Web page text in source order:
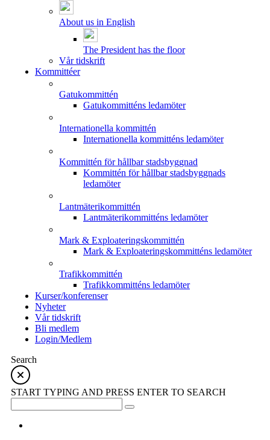
About us in English
The President has the floor
Vår tidskrift
Kommittéer
Gatukommittén
Gatukommitténs ledamöter
Internationella kommittén
Internationella kommitténs ledamöter
Kommittén för hållbar stadsbyggnad
Kommittén för hållbar stadsbyggnads
ledamöter
Lantmäterikommittén
Lantmäterikommitténs ledamöter
Mark & Exploateringskommittén
Mark & Exploateringskommitténs ledamöter
Trafikkommittén
Trafikkommitténs ledamöter
Kurser/konferenser
Nyheter
Vår tidskrift
Bli medlem
Login/Medlem
Search
START TYPING AND PRESS ENTER TO SEARCH